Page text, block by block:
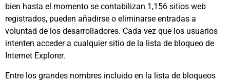
bien hasta el momento se contabilizan 1,156 sitios web
registrados, pueden añadirse o eliminarse entradas a
voluntad de los desarrolladores. Cada vez que los usuarios
intenten acceder a cualquier sitio de la lista de bloqueo de
Internet Explorer.
Entre los grandes nombres incluido en la lista de bloqueos